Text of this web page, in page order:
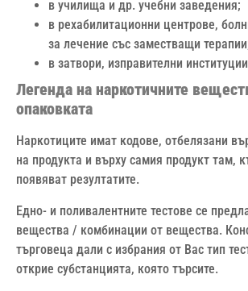
в училища и др. учебни заведения;
в рехабилитационни центрове,
за лечение със заместващи
в затвори, изправителни
Легенда на наркотичните
опаковката
Наркотиците имат кодове, отбелязани
на продукта и върху самия продукт там,
появяват резултатите.
Едно- и поливалентните тестове се
вещества / комбинации от вещества.
търговеца дали с избрания от Вас тип
открие субстанцията, която търсите.